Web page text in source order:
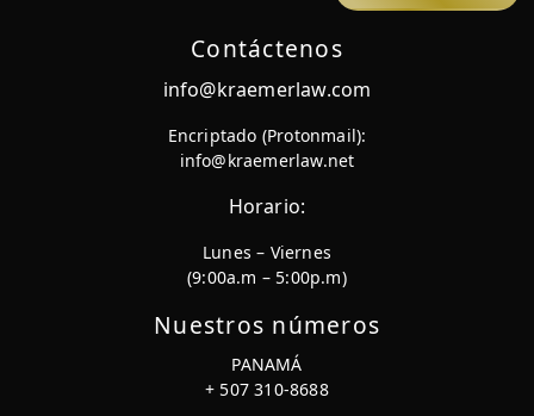
Contáctenos
info@kraemerlaw.com
Encriptado (Protonmail):
info@kraemerlaw.net
Horario:
Lunes – Viernes
(9:00a.m – 5:00p.m)
Nuestros números
PANAMÁ
+ 507 310-8688